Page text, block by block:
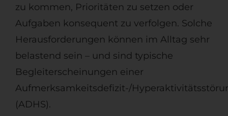
zu kommen, Prioritäten zu setzen oder
Aufgaben konsequent zu verfolgen. Solche
Herausforderungen können im Alltag sehr
belastend sein – und sind typische
Begleiterscheinungen einer
Aufmerksamkeitsdefizit-/
(ADHS).